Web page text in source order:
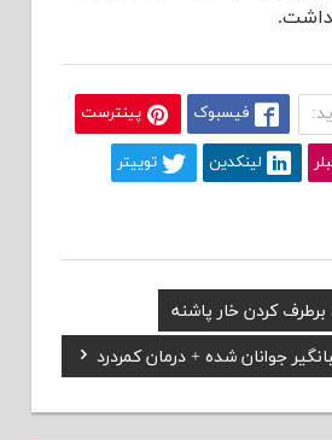
فیسبوک پینترست
لینکدین توییتر
برطرف کردن خار پاشنه
جوانان شده + درمان کمردرد